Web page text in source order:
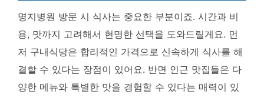
명지병원 방문 시 식사는 중요한 부분이죠. 시간과 비
용, 맛까지 고려해서 현명한 선택을 도와드릴게요. 먼
저 구내식당은 합리적인 가격으로 신속하게 식사를 해
결할 수 있다는 장점이 있어요. 반면 인근 맛집들은 다
양한 메뉴와 특별한 맛을 경험할 수 있다는 매력이 있